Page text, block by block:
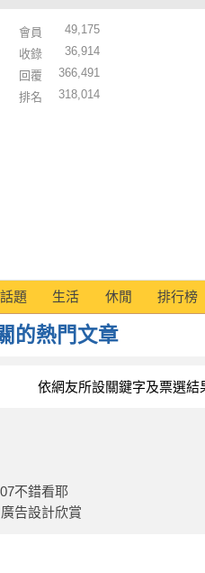
會員
49,175
收錄
36,914
回覆
366,491
排名
318,014
話題 生活 休閒 排行榜
的熱門文章
依網友所設關鍵字及票選結
不錯看耶
告設計欣賞